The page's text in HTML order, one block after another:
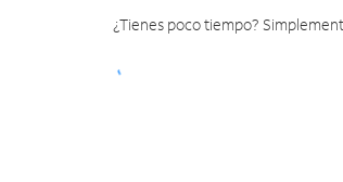
¿Tienes poco tiempo?